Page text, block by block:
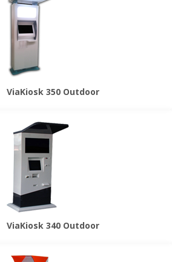
ViaKiosk 350 Outdoor
ViaKiosk 340 Outdoor